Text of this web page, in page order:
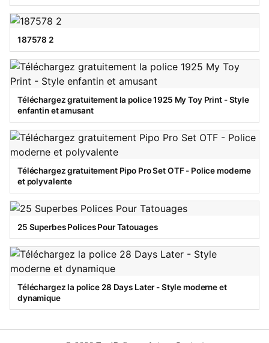
187578 2
Téléchargez gratuitement la police 1925 My Toy Print - Style
enfantin et amusant
Téléchargez gratuitement Pipo Pro Set OTF - Police moderne
et polyvalente
25 Superbes Polices Pour Tatouages
Téléchargez la police 28 Days Later - Style moderne et
dynamique